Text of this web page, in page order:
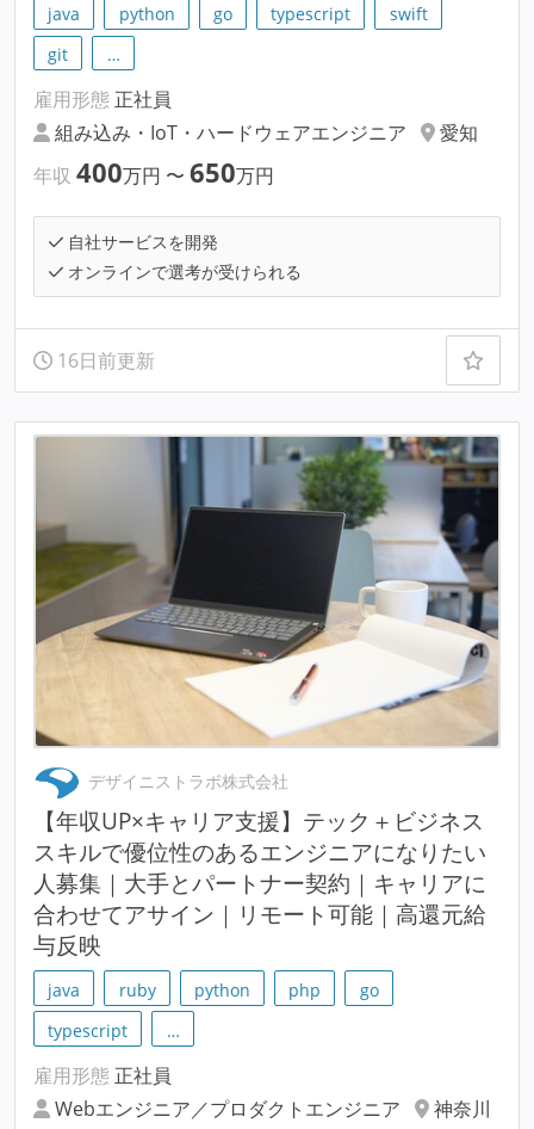
java python go typescript
swift
git
…
雇用形態 正社員
組み込み・IoT・ハードウェアエンジニア
愛知
年収 400万円 〜 650万円
自社サービスを開発
オンラインで選考が受けられる
16日前更新
デザイニストラボ株式会社
【年収UP×キャリア支援】テック＋ビジネス
スキルで優位性のあるエンジニアになりたい
人募集｜大手とパートナー契約｜キャリアに
合わせてアサイン｜リモート可能｜高還元給
与反映
java ruby python php
go
typescript
…
雇用形態 正社員
Webエンジニア／プロダクトエンジニア
神奈川